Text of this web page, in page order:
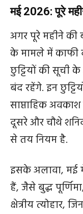
मई 2026: पूरे
अगर पूरे महीने की
के मामले में काफी
छुट्टियों की सूची
बंद रहेंगे. इन
साप्ताहिक
दूसरे और चौथे
से तय नियम है.
इसके अलावा, मई
हैं, जैसे बुद्ध
क्षेत्रीय